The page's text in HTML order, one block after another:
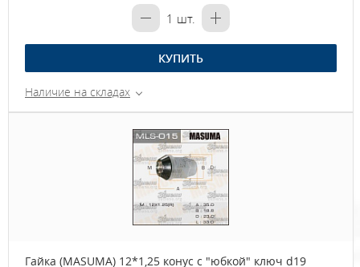
1 шт.
КУПИТЬ
Наличие на складах
Гайка (MASUMA) 12*1,25 конус с "юбкой" ключ d19